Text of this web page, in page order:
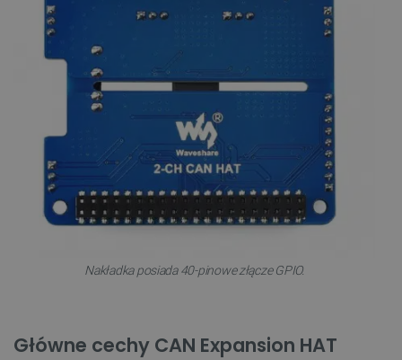
Nakładka posiada 40-pinowe złącze GPIO.
Główne cechy CAN Expansion HAT